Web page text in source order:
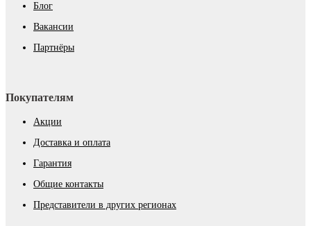
Блог
Вакансии
Партнёры
Покупателям
Акции
Доставка и оплата
Гарантия
Общие контакты
Представители в других регионах